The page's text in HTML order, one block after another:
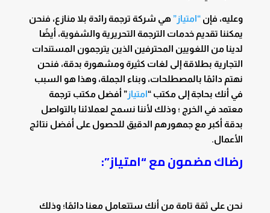
وعليه، فإن “امتياز” هي شركة ترجمة رائدة بلا منازع، فنحن
يمكننا تقديم خدمات الترجمة التحريرية والشفوية، أيضًا
لدينا من اللغويين المحترفين الذين يترجمون المستندات
التجارية بطلاقة إلى لغات كثيرة ومشهورة بدقة، فنحن
نهتم دائمًا بالمصطلحات، وبناء الجملة، وهذا هو السبب
في أنك بحاجة إلى مكتب “امتياز” أفضل مكتب ترجمة
معتمد في الخرج ؛ وذلك لأننا نسمح لعملائنا بالتواصل
بدقة أكبر مع جمهورهم الدقيق للحصول على أفضل نتائج
الأعمال.
رضاك مضمون مع “امتياز”:
نحن على ثقة تامة من أنك ستتعامل معنا دائمًا؛ وذلك